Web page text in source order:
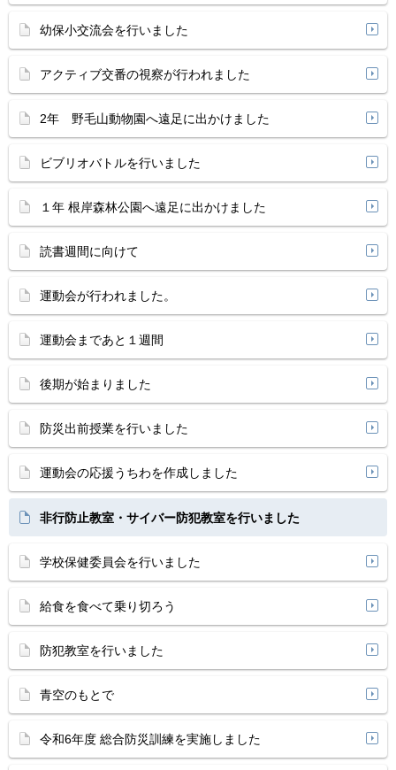
幼保小交流会を行いました
アクティブ交番の視察が行われました
2年 野毛山動物園へ遠足に出かけました
ビブリオバトルを行いました
１年 根岸森林公園へ遠足に出かけました
読書週間に向けて
運動会が行われました。
運動会まであと１週間
後期が始まりました
防災出前授業を行いました
運動会の応援うちわを作成しました
非行防止教室・サイバー防犯教室を行いました
学校保健委員会を行いました
給食を食べて乗り切ろう
防犯教室を行いました
青空のもとで
令和6年度 総合防災訓練を実施しました